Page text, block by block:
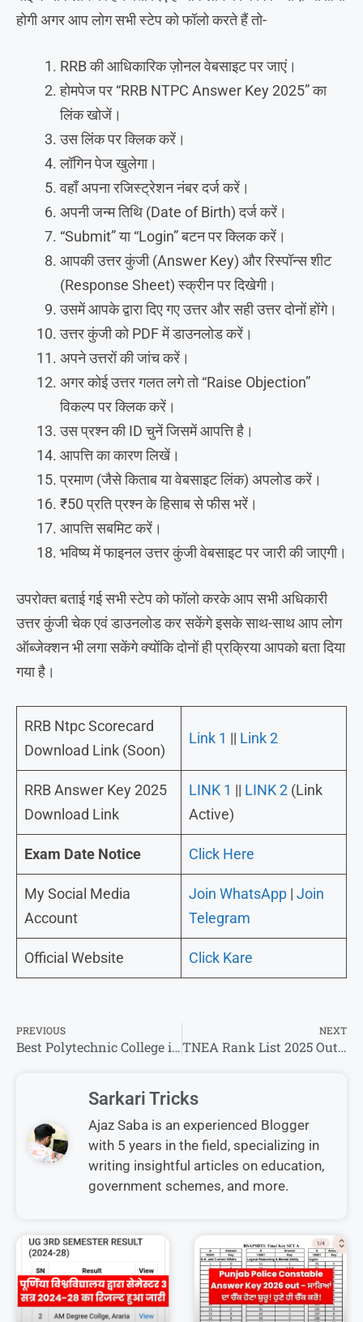
होगी अगर आप लोग सभी स्टेप को फॉलो करते हैं तो-
RRB की आधिकारिक ज़ोनल वेबसाइट पर जाएं।
होमपेज पर “RRB NTPC Answer Key 2025” का
लिंक खोजें।
उस लिंक पर क्लिक करें।
लॉगिन पेज खुलेगा।
वहाँ अपना रजिस्ट्रेशन नंबर दर्ज करें।
अपनी जन्म तिथि (Date of Birth) दर्ज करें।
“Submit” या “Login” बटन पर क्लिक करें।
आपकी उत्तर कुंजी (Answer Key) और रिस्पॉन्स शीट
(Response Sheet) स्क्रीन पर दिखेगी।
उसमें आपके द्वारा दिए गए उत्तर और सही उत्तर दोनों होंगे।
उत्तर कुंजी को PDF में डाउनलोड करें।
अपने उत्तरों की जांच करें।
अगर कोई उत्तर गलत लगे तो “Raise Objection”
विकल्प पर क्लिक करें।
उस प्रश्न की ID चुनें जिसमें आपत्ति है।
आपत्ति का कारण लिखें।
प्रमाण (जैसे किताब या वेबसाइट लिंक) अपलोड करें।
₹50 प्रति प्रश्न के हिसाब से फीस भरें।
आपत्ति सबमिट करें।
भविष्य में फाइनल उत्तर कुंजी वेबसाइट पर जारी की जाएगी।
उपरोक्त बताई गई सभी स्टेप को फॉलो करके आप सभी अधिकारी
उत्तर कुंजी चेक एवं डाउनलोड कर सकेंगे इसके साथ-साथ आप लोग
ऑब्जेक्शन भी लगा सकेंगे क्योंकि दोनों ही प्रक्रिया आपको बता दिया
गया है।
RRB Ntpc Scorecard
Download Link (Soon)
Link 1 || Link 2
RRB Answer Key 2025
Download Link
LINK 1 || LINK 2 (Link
Active)
Exam Date Notice Click Here
My Social Media
Account
Join WhatsApp | Join
Telegram
Official Website Click Kare
PREVIOUS
Best Polytechnic College in UP: UP के टॉप 10 पॉलिटेक्निक कॉलेज: यहां से पढ़ाई मतलब नौकरी पक्की!
NEXT
TNEA Rank List 2025 Out Download PDF OUT
Sarkari Tricks
Ajaz Saba is an experienced Blogger
with 5 years in the field, specializing in
writing insightful articles on education,
government schemes, and more.